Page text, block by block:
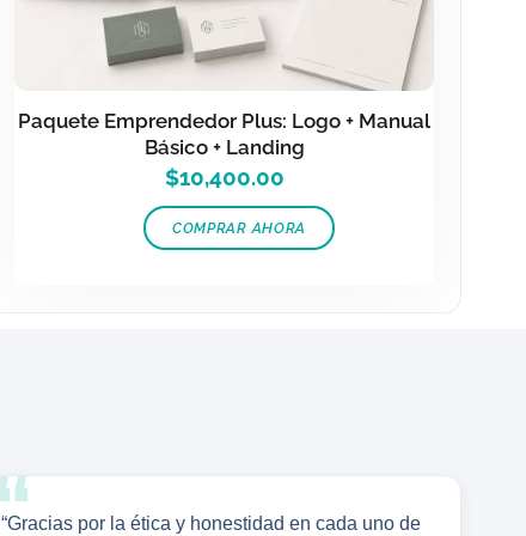
Paquete Emprendedor Plus: Logo + Manual
Básico + Landing
$10,400.00
COMPRAR AHORA
“Gracias por la ética y honestidad en cada uno de